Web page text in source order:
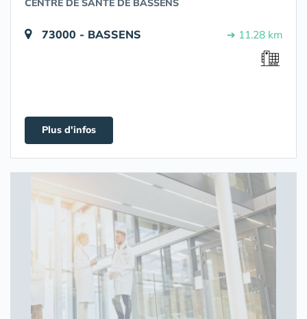
CENTRE DE SANTE DE BASSENS
73000 - BASSENS ➔ 11.28 km
Plus d'infos